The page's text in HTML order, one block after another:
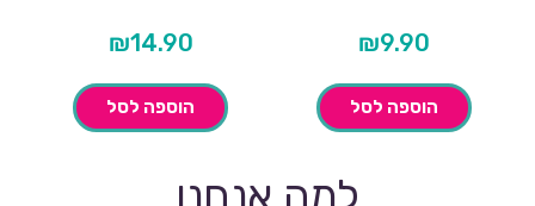
₪9.90
הוספה לסל
₪14.90
הוספה לסל
למה אנחנו